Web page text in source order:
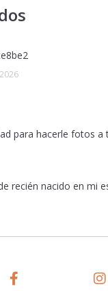
para hacerle fotos a
recién nacido en mi